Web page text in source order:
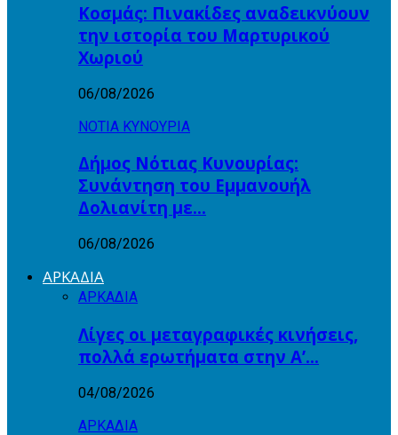
Κοσμάς: Πινακίδες αναδεικνύουν
την ιστορία του Μαρτυρικού
Χωριού
06/08/2026
ΝΟΤΙΑ ΚΥΝΟΥΡΙΑ
Δήμος Νότιας Κυνουρίας:
Συνάντηση του Εμμανουήλ
Δολιανίτη με…
06/08/2026
ΑΡΚΑΔΙΑ
ΑΡΚΑΔΙΑ
Λίγες οι μεταγραφικές κινήσεις,
πολλά ερωτήματα στην Α’…
04/08/2026
ΑΡΚΑΔΙΑ